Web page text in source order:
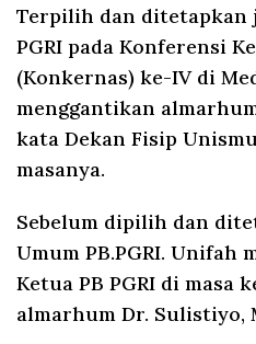
Terpilih dan ditetapkan
PGRI pada Konferensi
(Konkernas) ke-IV di
menggantikan
kata Dekan Fisip
masanya.
Sebelum dipilih dan
Umum PB.PGRI. Unifah
Ketua PB PGRI di masa
almarhum Dr. Sulistiyo,